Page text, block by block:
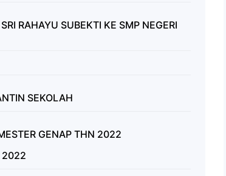
RAHAYU SUBEKTI KE SMP NEGERI
SEKOLAH
GENAP THN 2022
2022